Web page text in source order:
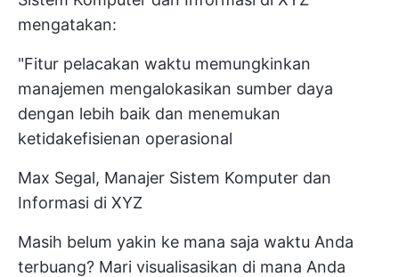
mengatakan:
"Fitur pelacakan waktu memungkinkan
manajemen mengalokasikan sumber daya
dengan lebih baik dan menemukan
ketidakefisienan operasional
Max Segal, Manajer Sistem Komputer dan
Informasi di XYZ
Masih belum yakin ke mana saja waktu Anda
terbuang? Mari visualisasikan di mana Anda